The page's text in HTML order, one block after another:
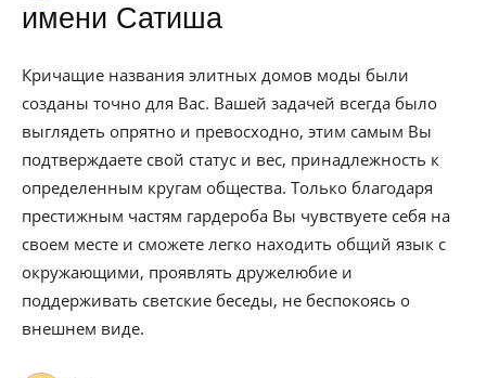
имени Сатиша
Кричащие названия элитных домов моды были
созданы точно для Вас. Вашей задачей всегда было
выглядеть опрятно и превосходно, этим самым Вы
подтверждаете свой статус и вес, принадлежность к
определенным кругам общества. Только благодаря
престижным частям гардероба Вы чувствуете себя на
своем месте и сможете легко находить общий язык с
окружающими, проявлять дружелюбие и
поддерживать светские беседы, не беспокоясь о
внешнем виде.